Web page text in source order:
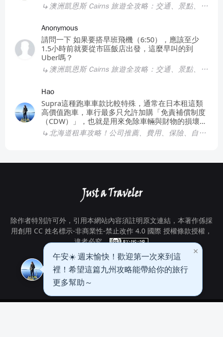
澳洲凱恩斯 Cairns 旅遊全攻略：交通、景點、住宿、遊記總整理！
Anonymous
請問一下 如果要搭早班飛機（6:50），應該至少
1.5小時前就要從市區飯店出發，這麼早叫的到
Uber嗎？
澳洲凱恩斯 Cairns 旅遊全攻略：交通、景點、住宿、遊記總整理！
Hao
Supra這種跑車車款比較特殊，通常在日本租這類
高價值跑車，車行最多只允許加購「免責補償制度
（CDW）」，也就是用來免除車輛與財物的損壞自
負額，但不能保到包含免除「營業損失賠償
（NOC）」的安心保險（也就是全險），而且取車
條款都會明文排除跑車及昂貴車種，所以只能建議
北海道租車攻略！公司推薦、費用、保險、自駕遊注意事項整理！
除作者特別許可外，引用本網站內容須註明原文連結，本著作係採
用創用 CC 姓名標示-非商業性-禁止改作 4.0 國際 授權條款授權，
違者必究。
感謝你的閱讀🙌 九州能玩的地方太多
了，看看相關文章也許會有新靈感！